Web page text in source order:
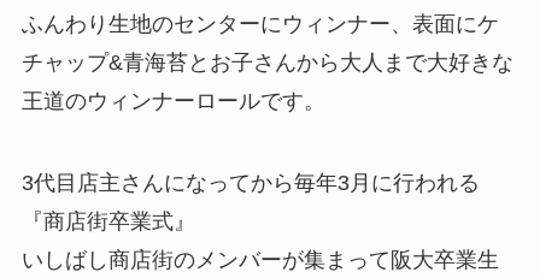
ふんわり生地のセンターにウィンナー、表面にケ
チャップ&青海苔とお子さんから大人まで大好きな
王道のウィンナーロールです。
3代目店主さんになってから毎年3月に行われる
『商店街卒業式』
いしばし商店街のメンバーが集まって阪大卒業生